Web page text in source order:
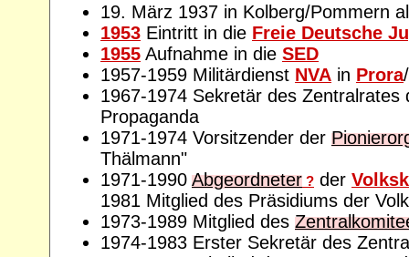
19. März 1937 in Kolberg/Pommern
1953 Eintritt in die Freie Deutsche
1955 Aufnahme in die SED
1957-1959 Militärdienst NVA in Prora/
1967-1974 Sekretär des
Propaganda
1971-1974 Vorsitzender der
Thälmann"
1971-1990 Abgeordneter ? der
1981 Mitglied des Präsidiums der
1973-1989 Mitglied des
1974-1983 Erster Sekretär des